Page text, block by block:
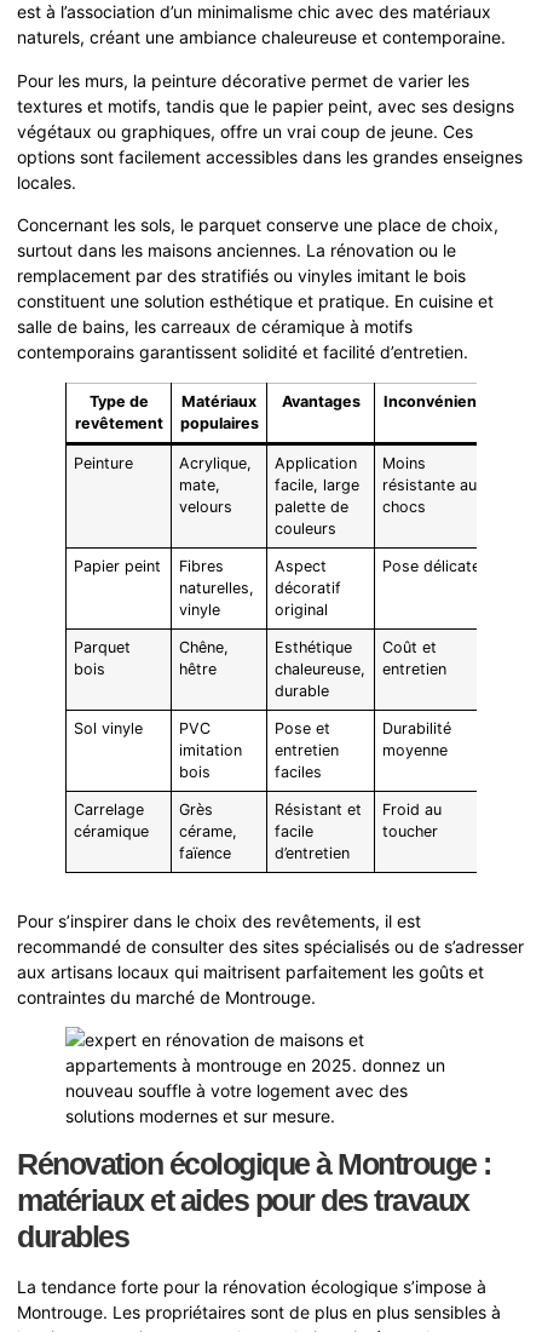
est à l’association d’un minimalisme chic avec des matériaux
naturels, créant une ambiance chaleureuse et contemporaine.
Pour les murs, la peinture décorative permet de varier les
textures et motifs, tandis que le papier peint, avec ses designs
végétaux ou graphiques, offre un vrai coup de jeune. Ces
options sont facilement accessibles dans les grandes enseignes
locales.
Concernant les sols, le parquet conserve une place de choix,
surtout dans les maisons anciennes. La rénovation ou le
remplacement par des stratifiés ou vinyles imitant le bois
constituent une solution esthétique et pratique. En cuisine et
salle de bains, les carreaux de céramique à motifs
contemporains garantissent solidité et facilité d’entretien.
Type de
revêtement
Matériaux
populaires
Avantages Inconvénients
Peinture
Acrylique,
mate,
velours
Application
facile, large
palette de
couleurs
Moins
résistante aux
chocs
Papier peint
Fibres
naturelles,
vinyle
Aspect
décoratif
original
Pose délicate
Parquet
bois
Chêne,
hêtre
Esthétique
chaleureuse,
durable
Coût et
entretien
Sol vinyle
PVC
imitation
bois
Pose et
entretien
faciles
Durabilité
moyenne
Carrelage
céramique
Grès
cérame,
faïence
Résistant et
facile
d’entretien
Froid au
toucher
Pour s’inspirer dans le choix des revêtements, il est
recommandé de consulter des sites spécialisés ou de s’adresser
aux artisans locaux qui maitrisent parfaitement les goûts et
contraintes du marché de Montrouge.
Rénovation écologique à Montrouge :
matériaux et aides pour des travaux
durables
La tendance forte pour la rénovation écologique s’impose à
Montrouge. Les propriétaires sont de plus en plus sensibles à